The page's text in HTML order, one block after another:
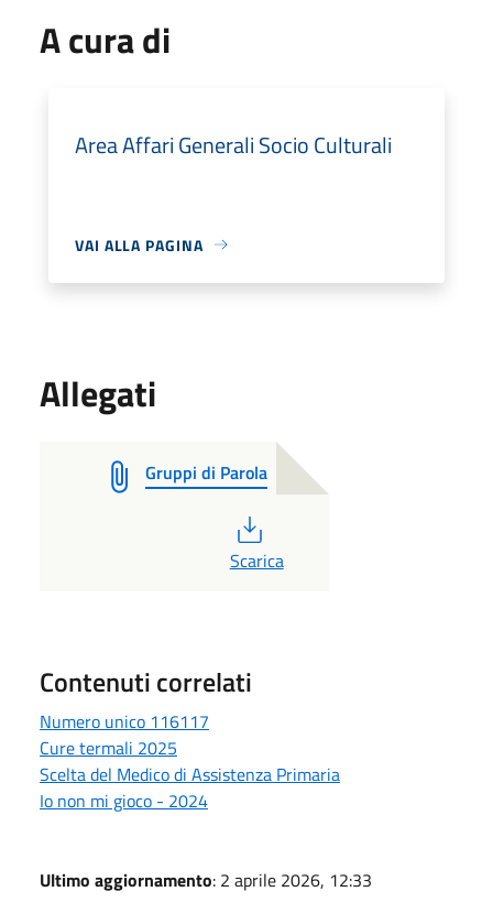
A cura di
Area Affari Generali Socio Culturali
VAI ALLA PAGINA
Allegati
Gruppi di Parola
PDF
Scarica
Contenuti correlati
Numero unico 116117
Cure termali 2025
Scelta del Medico di Assistenza Primaria
Io non mi gioco - 2024
Ultimo aggiornamento: 2 aprile 2026, 12:33